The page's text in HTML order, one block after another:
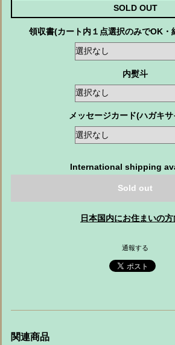
SOLD OUT
領収書(カート内１点選択のみでOK・
内熨斗
メッセージカード(ハガキ
International shipping
Sold out
日本国内にお住まいの
通報する
関連商品